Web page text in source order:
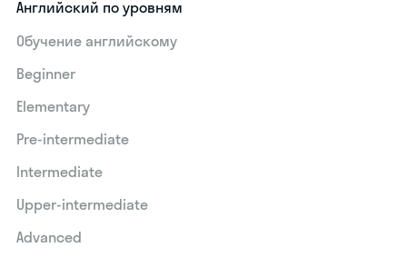
Английский по уровням
Обучение английскому
Beginner
Elementary
Pre-intermediate
Intermediate
Upper-intermediate
Advanced